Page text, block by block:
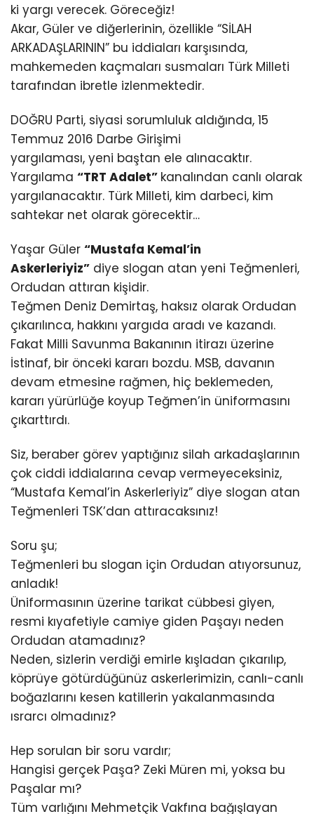
ki yargı verecek. Göreceğiz!
Akar, Güler ve diğerlerinin, özellikle “SİLAH
ARKADAŞLARININ” bu iddiaları karşısında,
mahkemeden kaçmaları susmaları Türk Milleti
tarafından ibretle izlenmektedir.
DOĞRU Parti, siyasi sorumluluk aldığında, 15
Temmuz 2016 Darbe Girişimi
yargılaması, yeni baştan ele alınacaktır.
Yargılama “TRT Adalet” kanalından canlı olarak
yargılanacaktır. Türk Milleti, kim darbeci, kim
sahtekar net olarak görecektir…
Yaşar Güler “Mustafa Kemal’in
Askerleriyiz” diye slogan atan yeni Teğmenleri,
Ordudan attıran kişidir.
Teğmen Deniz Demirtaş, haksız olarak Ordudan
çıkarılınca, hakkını yargıda aradı ve kazandı.
Fakat Milli Savunma Bakanının itirazı üzerine
İstinaf, bir önceki kararı bozdu. MSB, davanın
devam etmesine rağmen, hiç beklemeden,
kararı yürürlüğe koyup Teğmen’in üniformasını
çıkarttırdı.
Siz, beraber görev yaptığınız silah arkadaşlarının
çok ciddi iddialarına cevap vermeyeceksiniz,
“Mustafa Kemal’in Askerleriyiz” diye slogan atan
Teğmenleri TSK’dan attıracaksınız!
Soru şu;
Teğmenleri bu slogan için Ordudan atıyorsunuz,
anladık!
Üniformasının üzerine tarikat cübbesi giyen,
resmi kıyafetiyle camiye giden Paşayı neden
Ordudan atamadınız?
Neden, sizlerin verdiği emirle kışladan çıkarılıp,
köprüye götürdüğünüz askerlerimizin, canlı-canlı
boğazlarını kesen katillerin yakalanmasında
ısrarcı olmadınız?
Hep sorulan bir soru vardır;
Hangisi gerçek Paşa? Zeki Müren mi, yoksa bu
Paşalar mı?
Tüm varlığını Mehmetçik Vakfına bağışlayan